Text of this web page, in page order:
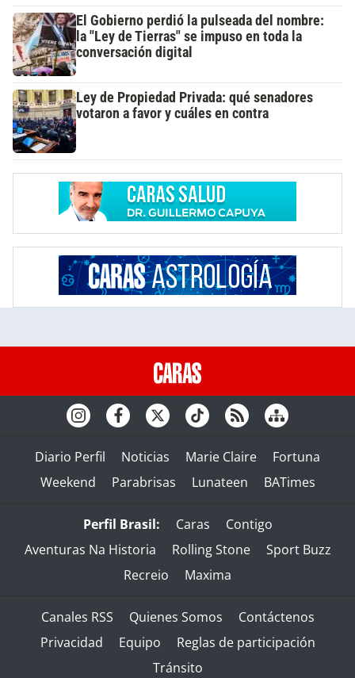
El Gobierno perdió la pulseada del nombre:
la "Ley de Tierras" se impuso en toda la
conversación digital
Ley de Propiedad Privada: qué senadores
votaron a favor y cuáles en contra
Diario Perfil Noticias Marie Claire
Fortuna
Weekend
Parabrisas Lunateen BATimes
Perfil Brasil: Caras
Contigo
Aventuras Na Historia
Rolling Stone
Sport Buzz
Recreio
Maxima
Canales RSS Quienes Somos
Contáctenos
Privacidad
Equipo
Reglas de participación
Tránsito